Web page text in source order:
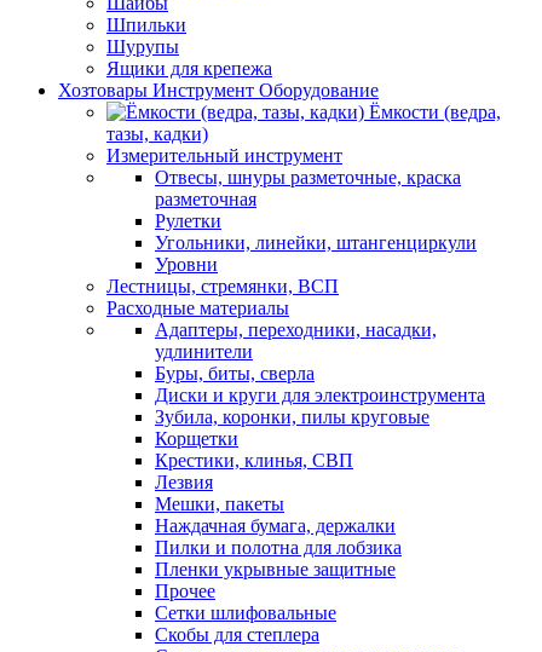
Шпильки
Шурупы
Ящики для крепежа
Хозтовары Инструмент Оборудование
Ёмкости (ведра,
тазы, кадки)
Измерительный инструмент
Отвесы, шнуры разметочные, краска
разметочная
Рулетки
Угольники, линейки, штангенциркули
Уровни
Лестницы, стремянки, ВСП
Расходные материалы
Адаптеры, переходники, насадки,
удлинители
Буры, биты, сверла
Диски и круги для электроинструмента
Зубила, коронки, пилы круговые
Корщетки
Крестики, клинья, СВП
Лезвия
Мешки, пакеты
Наждачная бумага, держалки
Пилки и полотна для лобзика
Пленки укрывные защитные
Прочее
Сетки шлифовальные
Скобы для степлера